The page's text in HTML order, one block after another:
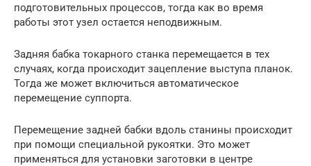
подготовительных процессов, тогда как во время
работы этот узел остается неподвижным.
Задняя бабка токарного станка перемещается в тех
случаях, когда происходит зацепление выступа планок.
Тогда же может включиться автоматическое
перемещение суппорта.
Перемещение задней бабки вдоль станины происходит
при помощи специальной рукоятки. Это может
применяться для установки заготовки в центре